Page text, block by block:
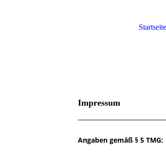
Startseite
Impressum
Angaben gemäß § 5 TMG: